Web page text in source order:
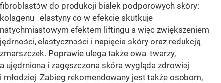
fibroblastów do produkcji białek podporowych skóry:
kolagenu i elastyny co w efekcie skutkuje
natychmiastowym efektem liftingu a więc zwiększeniem
jędrności, elastyczności i napięcia skóry oraz redukcją
zmarszczek. Poprawie ulega także owal twarzy,
a ujędrniona i zagęszczona skóra wygląda zdrowiej
i młodziej. Zabieg rekomendowany jest także osobom,